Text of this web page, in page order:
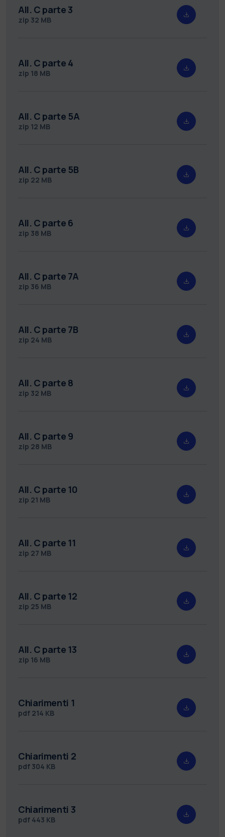
All. C parte 3
zip 32 MB
All. C parte 4
zip 18 MB
All. C parte 5A
zip 12 MB
All. C parte 5B
zip 22 MB
All. C parte 6
zip 38 MB
All. C parte 7A
zip 36 MB
All. C parte 7B
zip 24 MB
All. C parte 8
zip 32 MB
All. C parte 9
zip 28 MB
All. C parte 10
zip 21 MB
All. C parte 11
zip 27 MB
All. C parte 12
zip 25 MB
All. C parte 13
zip 16 MB
Chiarimenti 1
pdf 214 KB
Chiarimenti 2
pdf 304 KB
Chiarimenti 3
pdf 443 KB